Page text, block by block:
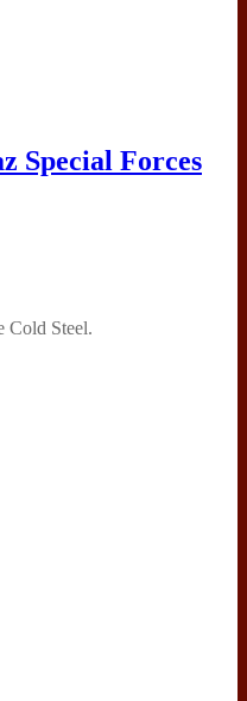
Special Forces
Cold Steel.